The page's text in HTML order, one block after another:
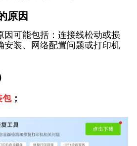
原因
因可能包括：连接线松动或损
安装、网络配置问题或打印机
包；